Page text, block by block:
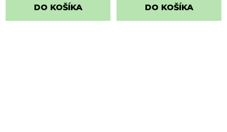
DO KOŠÍKA DO KOŠÍKA